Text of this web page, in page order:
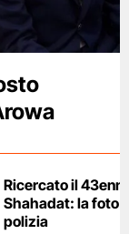
Ricercato il
Shahadat: la foto
polizia